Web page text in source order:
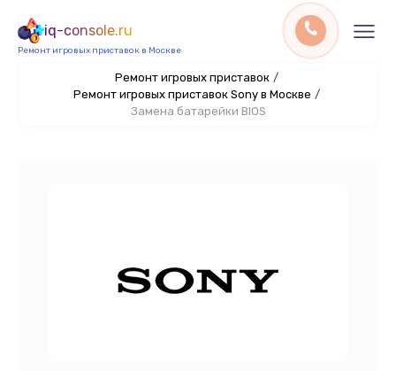
iq-console.ru
Ремонт игровых приставок в Москве
Ремонт игровых приставок /
Ремонт игровых приставок Sony в Москве /
Замена батарейки BIOS